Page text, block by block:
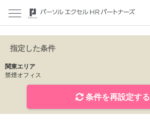
指定した条件
関東エリア
禁煙オフィス
条件を再設定する